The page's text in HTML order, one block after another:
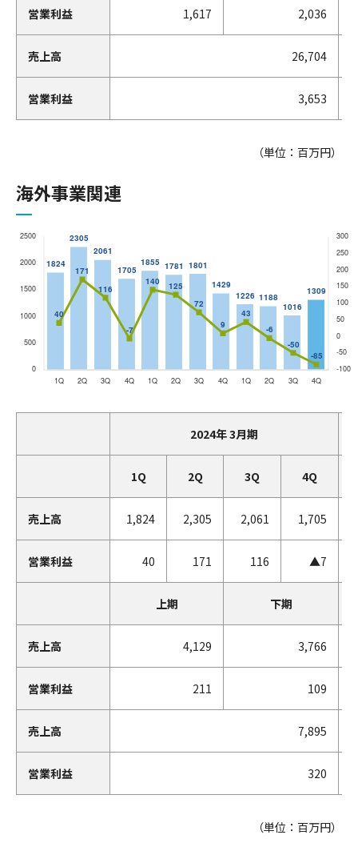
営業利益 1,617 2,036
売上高 26,704
営業利益 3,653
（単位：百万円）
海外事業関連
2024年 3月期
1Q 2Q 3Q 4Q
売上高 1,824 2,305 2,061 1,705
営業利益 40 171 116 ▲7
上期 下期
売上高 4,129 3,766
営業利益 211 109
売上高 7,895
営業利益 320
（単位：百万円）